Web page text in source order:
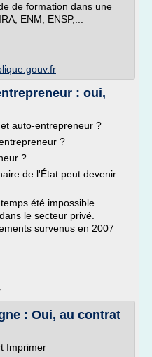
de formation dans une
ENM, ENSP,...
: oui,
auto-entrepreneur ?
?
?
de l'État peut devenir
été impossible
le secteur privé.
survenus en 2007
: Oui, au contrat
Imprimer